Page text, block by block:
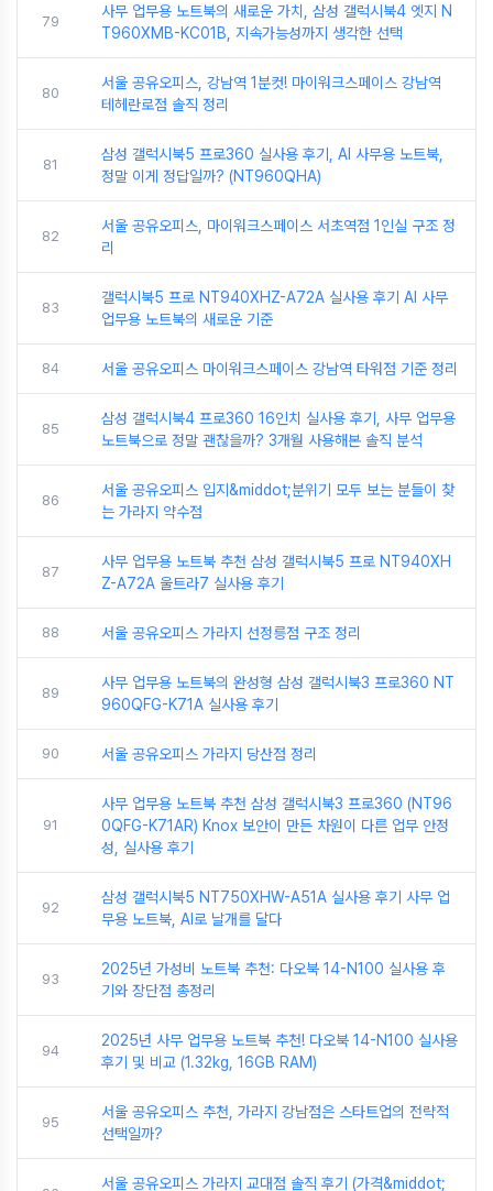
79
사무 업무용 노트북의 새로운 가치, 삼성 갤럭시북4 엣지 N
T960XMB-KC01B, 지속가능성까지 생각한 선택
80
서울 공유오피스, 강남역 1분컷! 마이워크스페이스 강남역
테헤란로점 솔직 정리
81
삼성 갤럭시북5 프로360 실사용 후기, AI 사무용 노트북,
정말 이게 정답일까? (NT960QHA)
82
서울 공유오피스, 마이워크스페이스 서초역점 1인실 구조 정
리
83
갤럭시북5 프로 NT940XHZ-A72A 실사용 후기 AI 사무
업무용 노트북의 새로운 기준
84 서울 공유오피스 마이워크스페이스 강남역 타워점 기준 정리
85
삼성 갤럭시북4 프로360 16인치 실사용 후기, 사무 업무용
노트북으로 정말 괜찮을까? 3개월 사용해본 솔직 분석
86
서울 공유오피스 입지&middot;분위기 모두 보는 분들이 찾
는 가라지 약수점
87
사무 업무용 노트북 추천 삼성 갤럭시북5 프로 NT940XH
Z-A72A 울트라7 실사용 후기
88 서울 공유오피스 가라지 선정릉점 구조 정리
89
사무 업무용 노트북의 완성형 삼성 갤럭시북3 프로360 NT
960QFG-K71A 실사용 후기
90 서울 공유오피스 가라지 당산점 정리
91
사무 업무용 노트북 추천 삼성 갤럭시북3 프로360 (NT96
0QFG-K71AR) Knox 보안이 만든 차원이 다른 업무 안정
성, 실사용 후기
92
삼성 갤럭시북5 NT750XHW-A51A 실사용 후기 사무 업
무용 노트북, AI로 날개를 달다
93
2025년 가성비 노트북 추천: 다오북 14-N100 실사용 후
기와 장단점 총정리
94
2025년 사무 업무용 노트북 추천! 다오북 14-N100 실사용
후기 및 비교 (1.32kg, 16GB RAM)
95
서울 공유오피스 추천, 가라지 강남점은 스타트업의 전략적
선택일까?
서울 공유오피스 가라지 교대점 솔직 후기 (가격&middot;